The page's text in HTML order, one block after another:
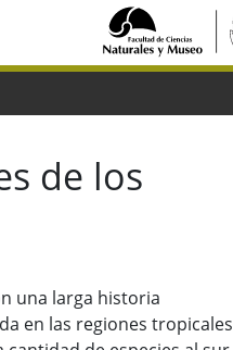
de los
una larga historia
en las regiones tropicales